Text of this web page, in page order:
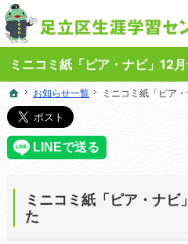
ミニコミ紙「ピア・ナビ」12
人と学びを結ぶターミナルステーション。地域の講
足立区生涯学習センターの総合案内サイト
ホーム
お知らせ一覧 ミニコミ紙「ピア
ミニコミ紙「ピア・ナビ
た
ホーム
お知らせ一覧 ミニコミ紙「ピア